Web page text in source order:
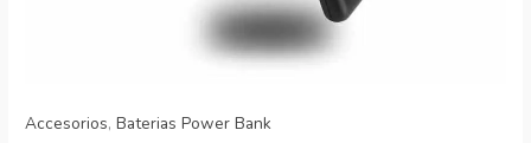
Accesorios,Baterias Power Bank